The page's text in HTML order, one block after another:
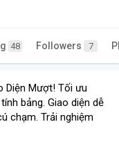
48 Followers 7
Diện Mượt! Tối ưu
bảng. Giao diện dễ
chạm. Trải nghiệm